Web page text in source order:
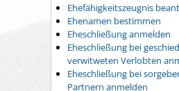
Ehefähigkeitszeugnis
Ehenamen bestimmen
Eheschließung anmelden
Eheschließung bei
verwitweten Verlobten
Eheschließung bei
Partnern anmelden